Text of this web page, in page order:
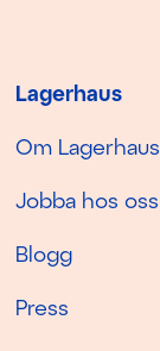
Lagerhaus
Om Lagerhaus
Jobba hos oss
Blogg
Press